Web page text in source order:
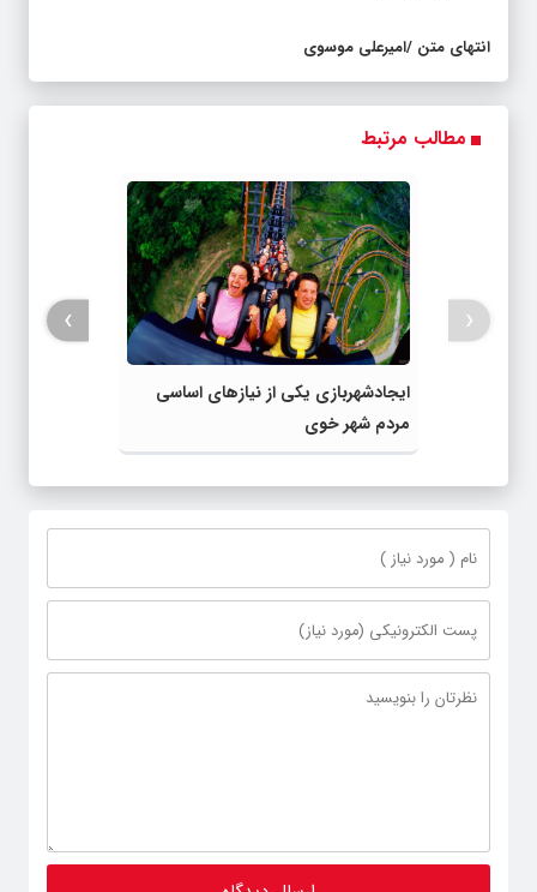
انتهای متن /امیرعلی موسوی
مطالب مرتبط
ایجادشهربازی یکی از نیازهای اساسی
مردم شهر خوی
‹
›